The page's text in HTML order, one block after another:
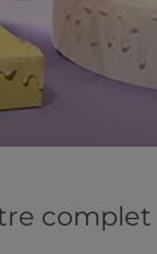
complet